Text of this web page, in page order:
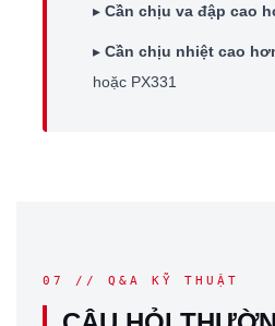
▸Cần chịu va đập cao
▸Cần chịu nhiệt cao
hoặc PX331
07 // Q&A KỸ THUẬT